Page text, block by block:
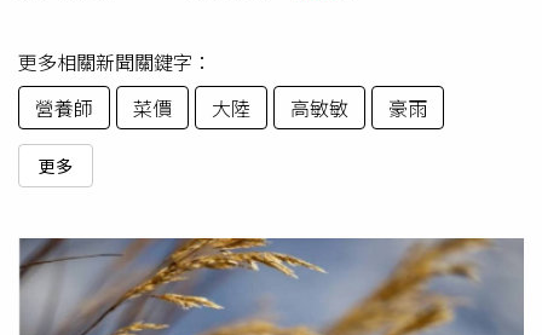
更多相關新聞關鍵字：
營養師
菜價 大陸 高敏敏 豪雨
更多